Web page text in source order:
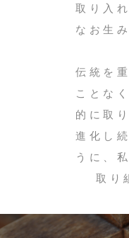
取り入
なお生
伝統を
ことな
的に取
進化し
うに、
取り